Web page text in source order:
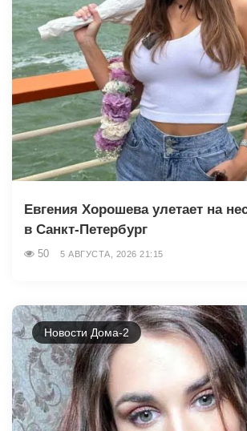
Евгения Хорошева улетает на
в Санкт-Петербург
50 5 АВГУСТА, 2026 21:15
Новости Дома-2